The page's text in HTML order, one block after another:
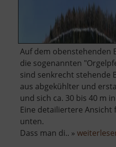
Auf dem obenstehenden
die sogenannten
sind senkrecht stehende
aus abgekühlter und
und sich ca. 30 bis 40 m
Eine detailiertere Ansicht
unten.
Dass man di.. »